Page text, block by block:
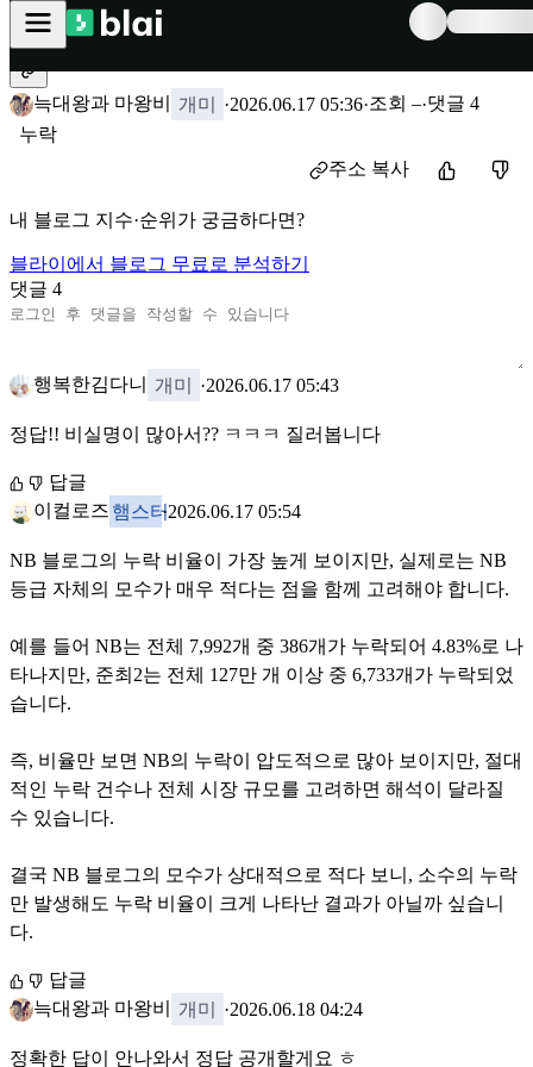
← 블라이 커뮤니티
블로그 누락 비율에 NB블이 압도적으로 많은 이유?
늑대왕과 마왕비 개미 ·2026.06.17 05:36·조회 –·댓글 4
누락
주소 복사
내 블로그 지수·순위가 궁금하다면?
블라이에서 블로그 무료로 분석하기
댓글 4
행복한김다니 개미 ·2026.06.17 05:43
정답!! 비실명이 많아서?? ㅋㅋㅋ 질러봅니다
답글
이컬로즈 햄스터·2026.06.17 05:54
NB 블로그의 누락 비율이 가장 높게 보이지만, 실제로는 NB
등급 자체의 모수가 매우 적다는 점을 함께 고려해야 합니다.
예를 들어 NB는 전체 7,992개 중 386개가 누락되어 4.83%로 나
타나지만, 준최2는 전체 127만 개 이상 중 6,733개가 누락되었
습니다.
즉, 비율만 보면 NB의 누락이 압도적으로 많아 보이지만, 절대
적인 누락 건수나 전체 시장 규모를 고려하면 해석이 달라질
수 있습니다.
결국 NB 블로그의 모수가 상대적으로 적다 보니, 소수의 누락
만 발생해도 누락 비율이 크게 나타난 결과가 아닐까 싶습니
다.
답글
늑대왕과 마왕비
개미 ·2026.06.18 04:24
정확한 답이 안나와서 정답 공개할게요 ㅎ